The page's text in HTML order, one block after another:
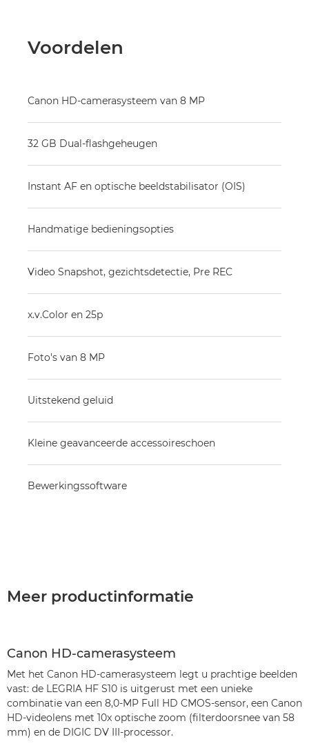
Voordelen
Canon HD-camerasysteem van 8 MP
32 GB Dual-flashgeheugen
Instant AF en optische beeldstabilisator (OIS)
Handmatige bedieningsopties
Video Snapshot, gezichtsdetectie, Pre REC
x.v.Color en 25p
Foto's van 8 MP
Uitstekend geluid
Kleine geavanceerde accessoireschoen
Bewerkingssoftware
Meer productinformatie
Canon HD-camerasysteem
Met het Canon HD-camerasysteem legt u prachtige beelden
vast: de LEGRIA HF S10 is uitgerust met een unieke
combinatie van een 8,0-MP Full HD CMOS-sensor, een Canon
HD-videolens met 10x optische zoom (filterdoorsnee van 58
mm) en de DIGIC DV III-processor.